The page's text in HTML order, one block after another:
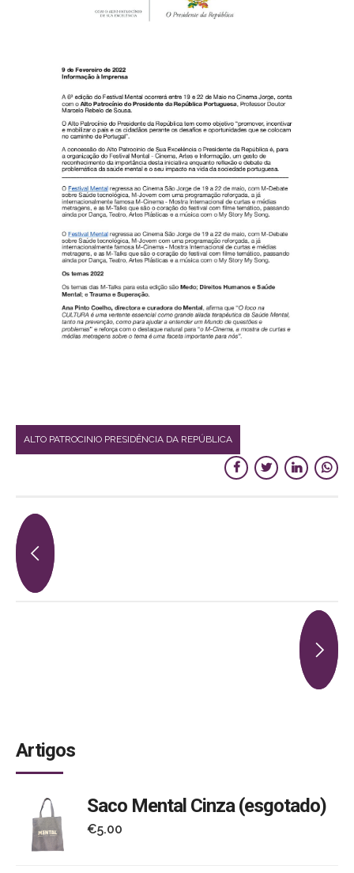
ALTO PATROCINIO PRESIDÊNCIA DA REPÚBLICA
Artigos
Saco Mental Cinza (esgotado)
€5.00